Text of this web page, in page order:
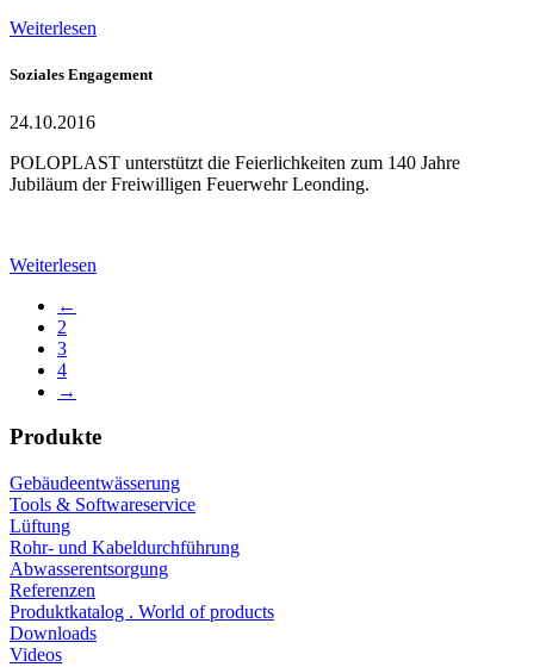
Weiterlesen
Soziales Engagement
24.10.2016
POLOPLAST unterstützt die Feierlichkeiten zum 140 Jahre
Jubiläum der Freiwilligen Feuerwehr Leonding.
Weiterlesen
←
2
3
4
→
Produkte
Gebäudeentwässerung
Tools & Softwareservice
Lüftung
Rohr- und Kabeldurchführung
Abwasserentsorgung
Referenzen
Produktkatalog . World of products
Downloads
Videos